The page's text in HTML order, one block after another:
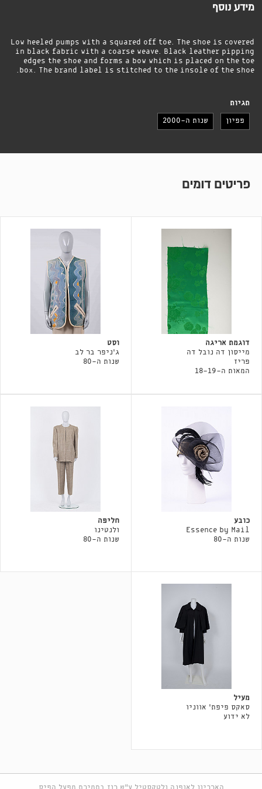
מידע נוסף
Low heeled pumps with a squared off toe. The shoe is covered
in black fabric with a coarse weave. Black leather pipping
edges the shoe and forms a bow which is placed on the toe
box. The brand label is stitched to the insole of the shoe.
תגיות
פפיון שנות ה-2000
פריטים דומים
דוגמת אריגה
מייסון דה נובל דה
פריז
המאות ה-18-19
וסט
ג'ניפר בר לב
שנות ה-80
כובע
Essence by Mail
שנות ה-80
חליפה
ולנטינו
שנות ה-80
מעיל
סאקס פיפת' אווניו
לא ידוע
הארכיון לאופנה ולטקסטיל ע"ש רוז בתמיכת מפעל הפיס